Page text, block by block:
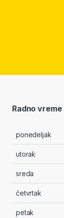
Radno vreme
ponedeljak
utorak
sreda
četvrtak
petak